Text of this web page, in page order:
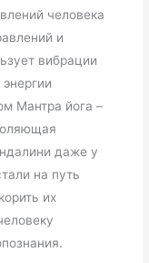
человека
и
вибрации
Мантра йога –
даже у
на путь
их